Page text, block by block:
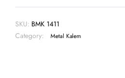
quantity
SKU: BMK 1411
Category:
Metal Kalem